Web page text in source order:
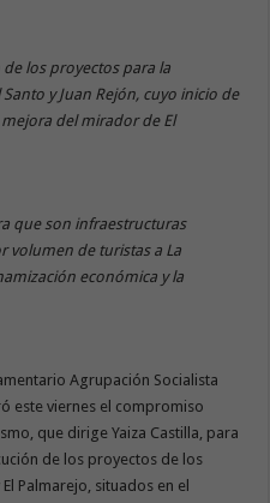
los proyectos para la
y Juan Rejón, cuyo inicio de
del mirador de El
que son infraestructuras
volumen de turistas a La
económica y la
Agrupación Socialista
este viernes el compromiso
que dirige Yaiza Castilla, para
de los proyectos de los
Palmarejo, situados en el